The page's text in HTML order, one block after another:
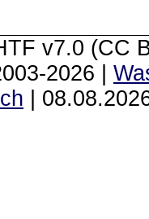
v7.0 (CC
|